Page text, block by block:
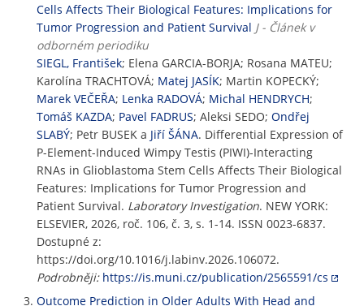
Cells Affects Their Biological Features: Implications for
Tumor Progression and Patient Survival J - Článek v
odborném periodiku
SIEGL, František; Elena GARCIA-BORJA; Rosana MATEU;
Karolína TRACHTOVÁ; Matej JASÍK; Martin KOPECKÝ;
Marek VEČEŘA; Lenka RADOVÁ; Michal HENDRYCH;
Tomáš KAZDA; Pavel FADRUS; Aleksi SEDO; Ondřej
SLABÝ; Petr BUSEK a Jiří ŠÁNA. Differential Expression of
P-Element-Induced Wimpy Testis (PIWI)-Interacting
RNAs in Glioblastoma Stem Cells Affects Their Biological
Features: Implications for Tumor Progression and
Patient Survival. Laboratory Investigation. NEW YORK:
ELSEVIER, 2026, roč. 106, č. 3, s. 1-14. ISSN 0023-6837.
Dostupné z:
https://doi.org/10.1016/j.labinv.2026.106072.
Podrobněji: https://is.muni.cz/publication/2565591/cs
Outcome Prediction in Older Adults With Head and